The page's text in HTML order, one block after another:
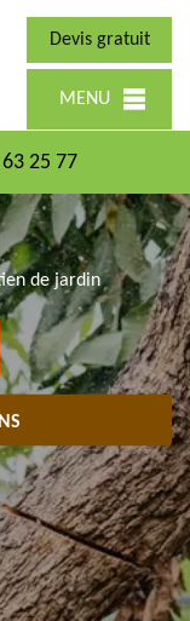
Devis gratuit
MENU
25 77
de jardin